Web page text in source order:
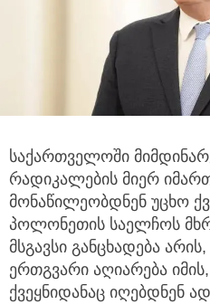
საქართველოში
რადიკალების მიერ
მონაწილეობდნენ უცხო
პოლონეთის საელჩოს
მსგავსი განცხადება
ერთგვარი აღიარება
ქვეყნიდანაც იღებდნენ